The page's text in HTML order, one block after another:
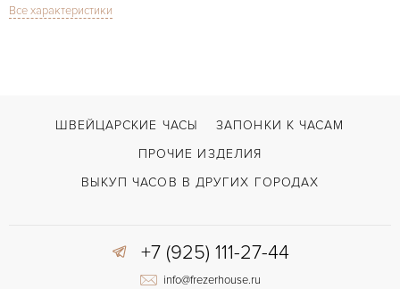
СТЕКЛО
ВОЗМОЖНОСТИ ДОСТАВКИ С документами, С футляром
Двойной сложности застежка
Все характеристики
ШВЕЙЦАРСКИЕ ЧАСЫ
ЗАПОНКИ К ЧАСАМ
ПРОЧИЕ ИЗДЕЛИЯ
ВЫКУП ЧАСОВ В ДРУГИХ ГОРОДАХ
+7 (925) 111-27-44
info@frezerhouse.ru